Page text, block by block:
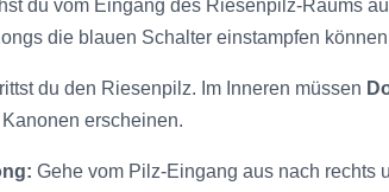
du vom Eingang des Riesenpilz-Raums
die blauen Schalter einstampfen
du den Riesenpilz. Im Inneren müssen
erscheinen.
Gehe vom Pilz-Eingang aus nach rechts